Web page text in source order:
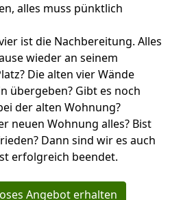
alles muss pünktlich
ist die Nachbereitung. Alles
wieder an seinem
Die alten vier Wände
übergeben? Gibt es noch
der alten Wohnung?
neuen Wohnung alles? Bist
Dann sind wir es auch
erfolgreich beendet.
Angebot erhalten